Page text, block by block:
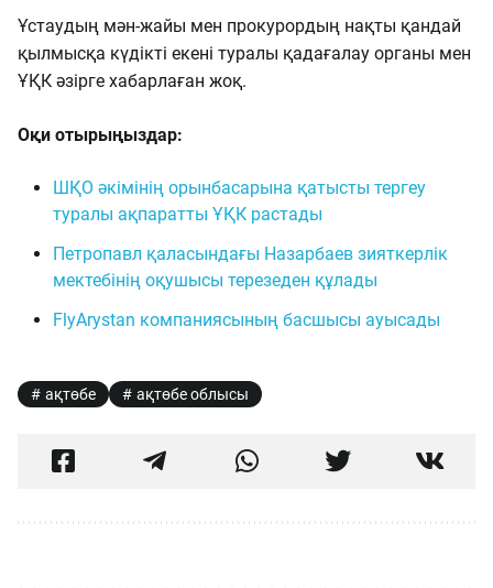
Ұстаудың мән-жайы мен прокурордың нақты қандай
қылмысқа күдікті екені туралы қадағалау органы мен
ҰҚК әзірге хабарлаған жоқ.
Оқи отырыңыздар:
ШҚО әкімінің орынбасарына қатысты тергеу
туралы ақпаратты ҰҚК растады
Петропавл қаласындағы Назарбаев зияткерлік
мектебінің оқушысы терезеден құлады
FlyArystan компаниясының басшысы ауысады
ақтөбе ақтөбе облысы